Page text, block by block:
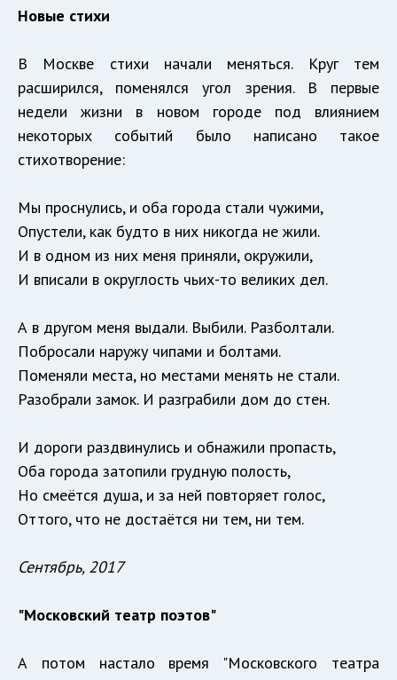
Новые стихи
В Москве стихи начали меняться. Круг тем
расширился, поменялся угол зрения. В первые
недели жизни в новом городе под влиянием
некоторых событий было написано такое
стихотворение:
Мы проснулись, и оба города стали чужими,
Опустели, как будто в них никогда не жили.
И в одном из них меня приняли, окружили,
И вписали в округлость чьих-то великих дел.
А в другом меня выдали. Выбили. Разболтали.
Побросали наружу чипами и болтами.
Поменяли места, но местами менять не стали.
Разобрали замок. И разграбили дом до стен.
И дороги раздвинулись и обнажили пропасть,
Оба города затопили грудную полость,
Но смеётся душа, и за ней повторяет голос,
Оттого, что не достаётся ни тем, ни тем.
Сентябрь, 2017
"Московский театр поэтов"
А потом настало время "Московского театра